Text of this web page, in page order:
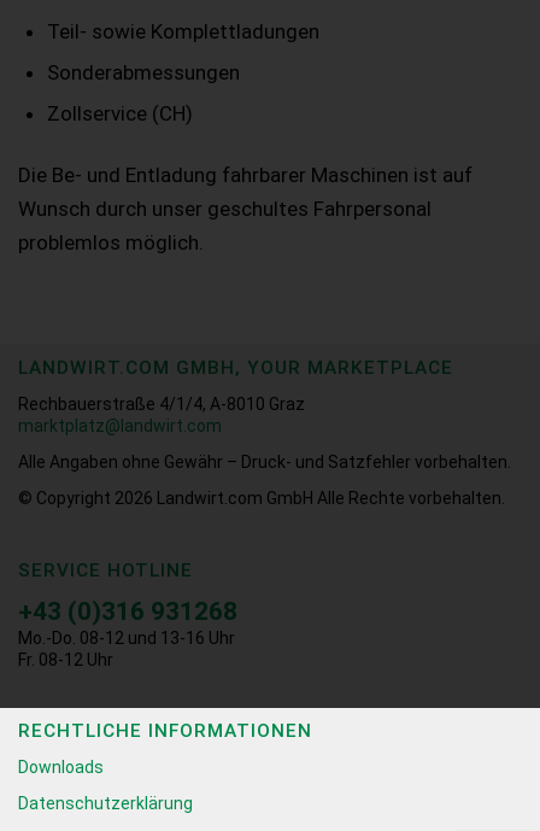
Teil- sowie Komplettladungen
Sonderabmessungen
Zollservice (CH)
Die Be- und Entladung fahrbarer Maschinen ist auf
Wunsch durch unser geschultes Fahrpersonal
problemlos möglich.
LANDWIRT.COM GMBH, YOUR MARKETPLACE
Rechbauerstraße 4/1/4, A-8010 Graz
marktplatz@landwirt.com
Alle Angaben ohne Gewähr – Druck- und Satzfehler vorbehalten.
© Copyright 2026
Landwirt.com GmbH Alle Rechte vorbehalten.
SERVICE HOTLINE
+43 (0)316 931268
Mo.-Do. 08-12 und 13-16 Uhr
Fr. 08-12 Uhr
RECHTLICHE INFORMATIONEN
Downloads
Datenschutzerklärung